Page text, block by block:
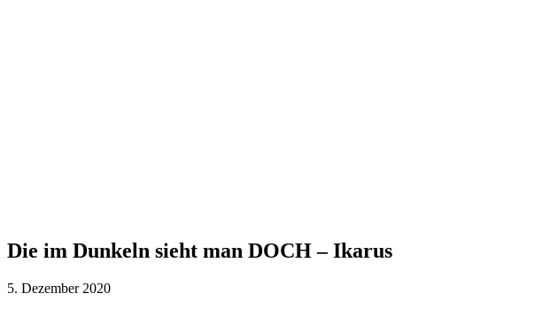
Die im Dunkeln sieht man DOCH – Ikarus
5. Dezember 2020